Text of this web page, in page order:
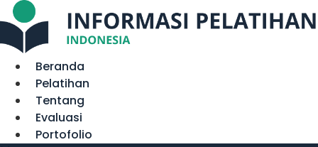
Lewati
ke
konten
Beranda
Pelatihan
Tentang
Evaluasi
Portofolio